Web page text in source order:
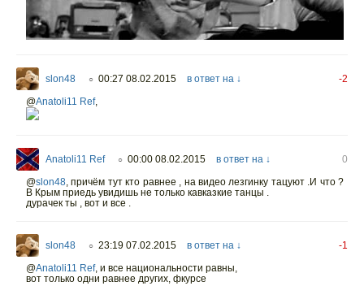
slon48 ○ 00:27 08.02.2015 в ответ на ↓
-2
@Anatoli11 Ref,
Anatoli11 Ref ○ 00:00 08.02.2015 в ответ на ↓
0
@slon48,причём тут кто равнее , на видео лезгинку тацуют .И что ?
В Крым приедь увидишь не только кавказкие танцы .
дурачек ты , вот и все .
slon48 ○ 23:19 07.02.2015 в ответ на ↓
-1
@Anatoli11 Ref, и все национальности равны,
вот только одни равнее других, фкурсе